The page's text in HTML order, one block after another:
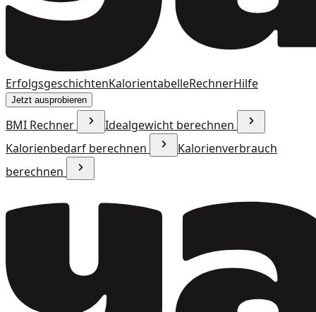
ErfolgsgeschichtenKalorientabelleRechnerHilfe
Jetzt ausprobieren
BMI Rechner
Idealgewicht berechnen
Kalorienbedarf berechnen
Kalorienverbrauch
berechnen